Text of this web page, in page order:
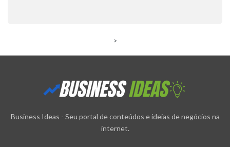
>
Business Ideas - Seu portal de conteúdos e ideias de negócios na
internet.